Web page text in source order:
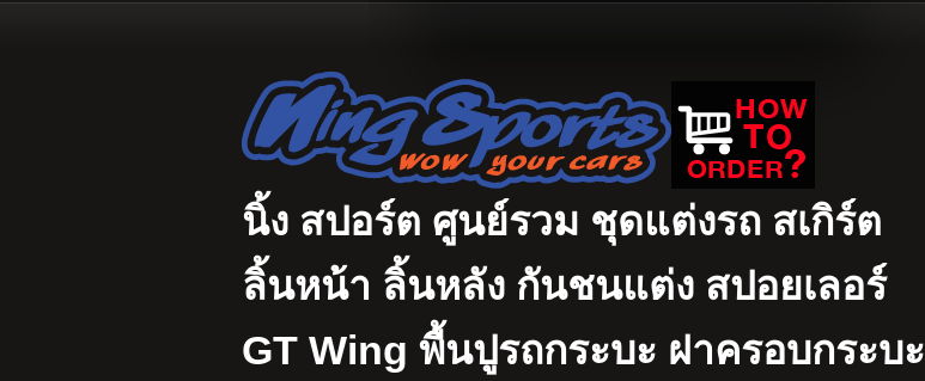
นิ้ง สปอร์ต ศูนย์รวม ชุดแต่งรถ สเกิร์ต
ลิ้นหน้า ลิ้นหลัง กันชนแต่ง สปอยเลอร์
GT Wing พื้นปูรถกระบะ ฝาครอบกระบะ